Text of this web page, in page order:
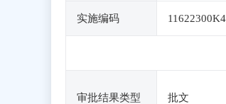
实施编码
审批结果类型 批文